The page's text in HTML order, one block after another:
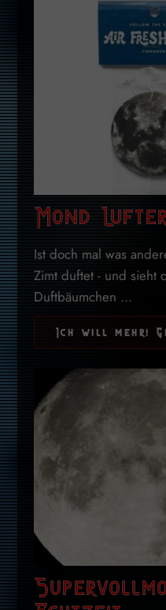
Mond
Ist doch mal was
Zimt duftet - und sieht
Duftbäumchen ...
Ich will mehr!